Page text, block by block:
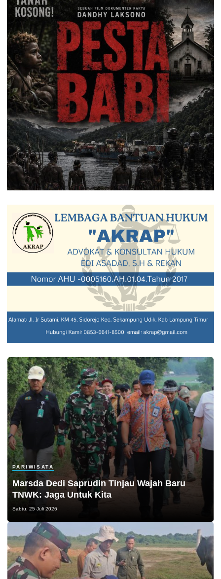
PARIWISATA
Marsda Dedi Saprudin Tinjau Wajah Baru
TNWK: Jaga Untuk Kita
Sabtu, 25 Juli 2026